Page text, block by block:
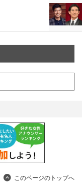
このページのトップへ